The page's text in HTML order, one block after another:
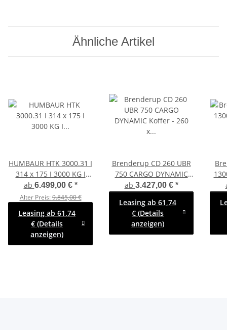
Ähnliche Artikel
HUMBAUR HTK 3000.31 I
314 x 175 I 3000 KG I
Dreiseitenkipper mit E-
Pumpe -
Rampenschacht
ab 6.499,00 € *
Alter Preis:9.845,00 €
Leasing ab 61,74
€ (Details
anzeigen)
Brenderup CD 260 UBR
750 CARGO DYNAMIC
Koffer - 260 x 130 x 150
mit Rampe
ab 3.427,00 € *
Leasing ab 61,74
€ (Details
anzeigen)
Koffer -
mit